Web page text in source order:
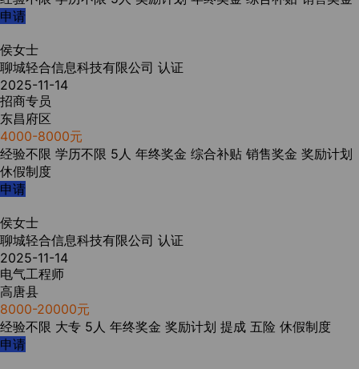
申请
侯女士
聊城轻合信息科技有限公司 认证
2025-11-14
招商专员
东昌府区
4000-8000元
经验不限 学历不限 5人 年终奖金 综合补贴 销售奖金 奖励计划
休假制度
申请
侯女士
聊城轻合信息科技有限公司 认证
2025-11-14
电气工程师
高唐县
8000-20000元
经验不限 大专 5人 年终奖金 奖励计划 提成 五险 休假制度
申请